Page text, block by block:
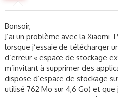
s
c
u
s
s
i
o
n
Bonsoir,
J’ai un problème avec la Xiaomi
lorsque j’essaie de télécharger
d’erreur « espace de stockage
m’invitant à supprimer des
dispose d’espace de stockage
utilisé 762 Mo sur 4,6 Go) et que